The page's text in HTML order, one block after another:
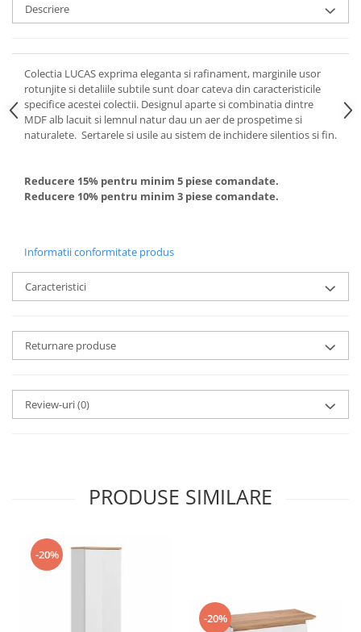
Descriere
Colectia LUCAS exprima eleganta si rafinament, marginile usor
rotunjite si detaliile subtile sunt doar cateva din caracteristicile
specifice acestei colectii. Designul aparte si combinatia dintre
MDF alb lacuit si lemnul natur dau un aer de prospetime si
naturalete. Sertarele si usile au sistem de inchidere silentios si fin.
Reducere 15% pentru minim 5 piese comandate.
Reducere 10% pentru minim 3 piese comandate.
Informatii conformitate produs
Caracteristici
Returnare produse
Review-uri(0)
PRODUSE SIMILARE
-20%
-20%